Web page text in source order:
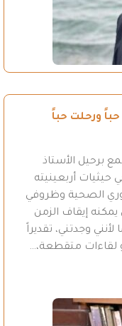
ورحلت حباً
برحيل الأستاذ
أربعينيته
“، وبسبب أموري الصحية وظروفي
إيقاف الزمن
وجدتني، تقديراً
لقاءات متقطعة،…